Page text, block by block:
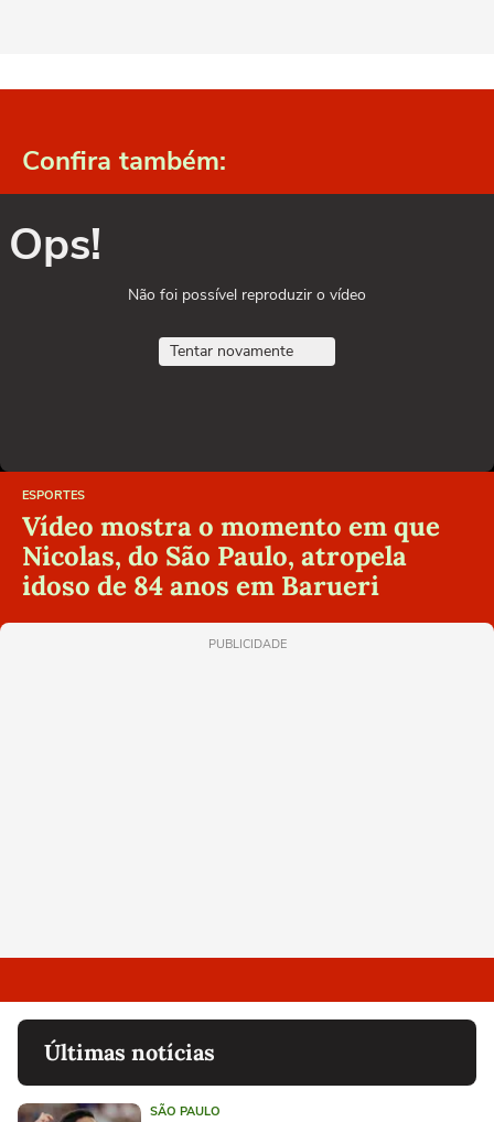
Confira também:
Ops!
Não foi possível reproduzir o vídeo
Tentar novamente
ESPORTES
Vídeo mostra o momento em que
Nicolas, do São Paulo, atropela
idoso de 84 anos em Barueri
PUBLICIDADE
Últimas notícias
SÃO PAULO